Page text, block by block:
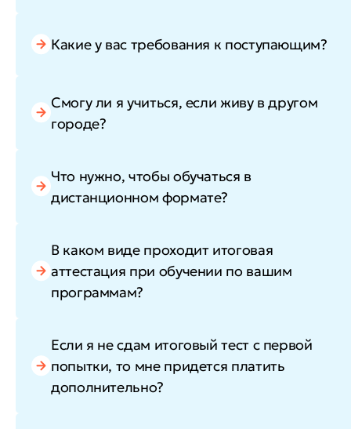
Какие у вас требования к поступающим?
Смогу ли я учиться, если живу в другом
городе?
Что нужно, чтобы обучаться в
дистанционном формате?
В каком виде проходит итоговая
аттестация при обучении по вашим
программам?
Если я не сдам итоговый тест с первой
попытки, то мне придется платить
дополнительно?